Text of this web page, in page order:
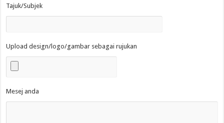
Tajuk/Subjek
Upload design/logo/gambar sebagai rujukan
Mesej anda